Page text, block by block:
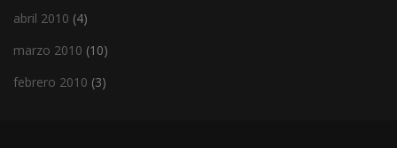
abril 2010 (4)
marzo 2010 (10)
febrero 2010 (3)